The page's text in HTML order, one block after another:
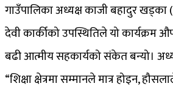
गाउँपालिका अध्यक्ष काजी बहादुर खड्का
देवी कार्कीको उपस्थितिले यो कार्यक्रम
बढी आत्मीय सहकार्यको संकेत बन्यो।
“शिक्षा क्षेत्रमा सम्मानले मात्र होइन,